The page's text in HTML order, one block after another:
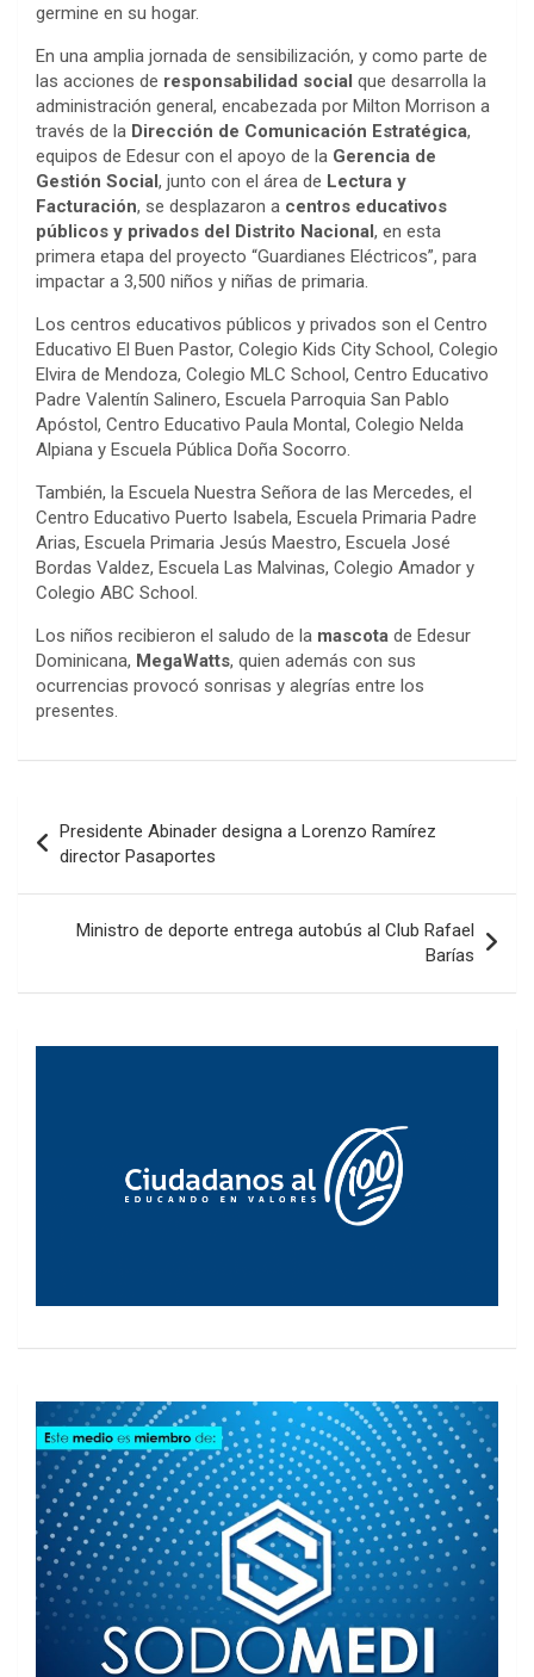
germine en su hogar.
En una amplia jornada de sensibilización, y como parte de
las acciones de responsabilidad social que desarrolla la
administración general, encabezada por Milton Morrison a
través de la Dirección de Comunicación Estratégica,
equipos de Edesur con el apoyo de la Gerencia de
Gestión Social, junto con el área de Lectura y
Facturación, se desplazaron a centros educativos
públicos y privados del Distrito Nacional, en esta
primera etapa del proyecto “Guardianes Eléctricos”, para
impactar a 3,500 niños y niñas de primaria.
Los centros educativos públicos y privados son el Centro
Educativo El Buen Pastor, Colegio Kids City School, Colegio
Elvira de Mendoza, Colegio MLC School, Centro Educativo
Padre Valentín Salinero, Escuela Parroquia San Pablo
Apóstol, Centro Educativo Paula Montal, Colegio Nelda
Alpiana y Escuela Pública Doña Socorro.
También, la Escuela Nuestra Señora de las Mercedes, el
Centro Educativo Puerto Isabela, Escuela Primaria Padre
Arias, Escuela Primaria Jesús Maestro, Escuela José
Bordas Valdez, Escuela Las Malvinas, Colegio Amador y
Colegio ABC School.
Los niños recibieron el saludo de la mascota de Edesur
Dominicana, MegaWatts, quien además con sus
ocurrencias provocó sonrisas y alegrías entre los
presentes.
de
entradas
Presidente Abinader designa a Lorenzo Ramírez
director Pasaportes
Ministro de deporte entrega autobús al Club Rafael
Barías